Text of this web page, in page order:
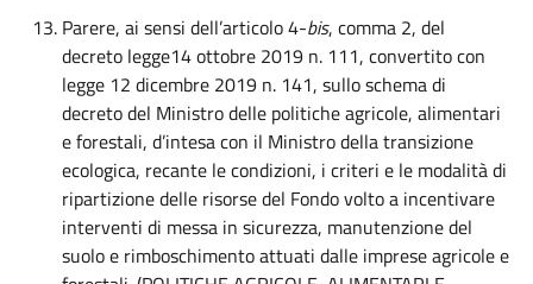
Parere, ai sensi dell’articolo 4-bis, comma 2, del
decreto legge14 ottobre 2019 n. 111, convertito con
legge 12 dicembre 2019 n. 141, sullo schema di
decreto del Ministro delle politiche agricole, alimentari
e forestali, d’intesa con il Ministro della transizione
ecologica, recante le condizioni, i criteri e le modalità di
ripartizione delle risorse del Fondo volto a incentivare
interventi di messa in sicurezza, manutenzione del
suolo e rimboschimento attuati dalle imprese agricole e